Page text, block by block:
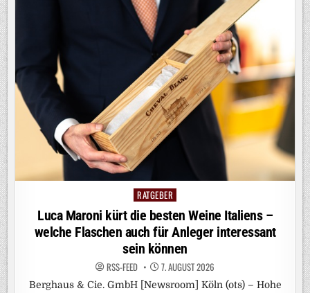
Posted
in
RATGEBER
Luca Maroni kürt die besten Weine Italiens –
welche Flaschen auch für Anleger interessant
sein können
RSS-FEED 7. AUGUST 2026
Berghaus & Cie. GmbH [Newsroom] Köln (ots) – Hohe